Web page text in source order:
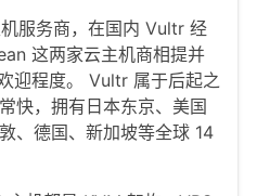
服务商，在国内 Vultr 经
这两家云主机商相提并
迎程度。 Vultr 属于后起之
快，拥有日本东京、美国
、德国、新加坡等全球 14